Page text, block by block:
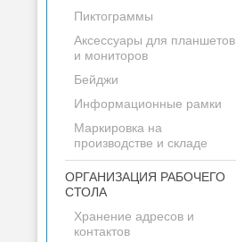
Пиктограммы
Аксессуары для планшетов
и мониторов
Бейджи
Информационные рамки
Маркировка на
производстве и складе
ОРГАНИЗАЦИЯ РАБОЧЕГО
СТОЛА
Хранение адресов и
контактов